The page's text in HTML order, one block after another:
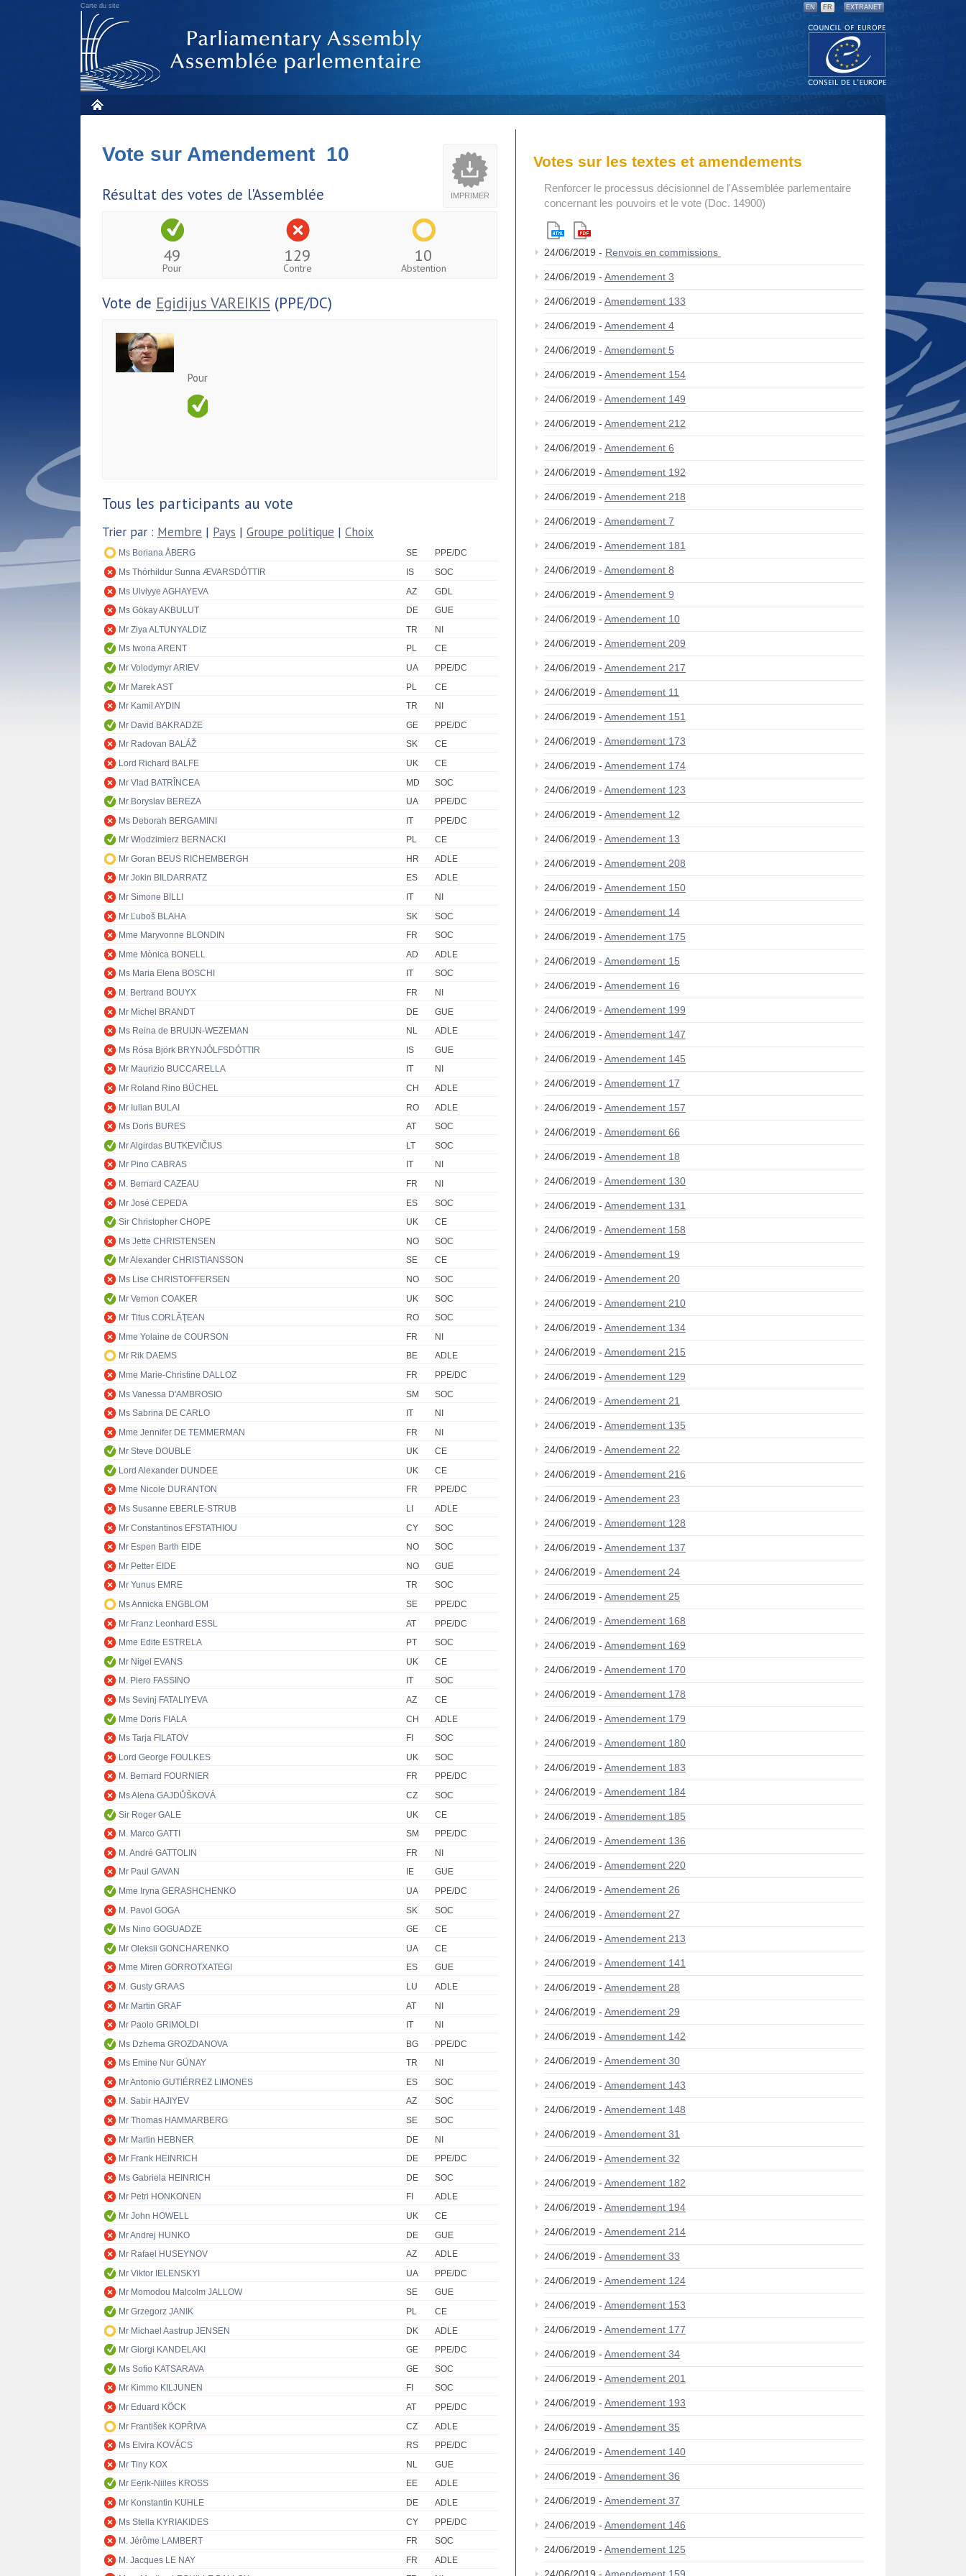
Carte du site EN FR EXTRANET
IMPRIMER
Vote sur Amendement 10
Résultat des votes de l'Assemblée
49
Pour
129
Contre
10
Abstention
Vote de Egidijus VAREIKIS (PPE/DC)
Pour
Tous les participants au vote
Trier par : Membre | Pays | Groupe politique | Choix
Ms Boriana ÅBERG SE
PPE/DC
Ms Thórhildur Sunna ÆVARSDÓTTIR
IS
SOC
Ms Ulviyye AGHAYEVA
AZ
GDL
Ms Gökay AKBULUT
DE
GUE
Mr Ziya ALTUNYALDIZ
TR
NI
Ms Iwona ARENT
PL
CE
Mr Volodymyr ARIEV
UA
PPE/DC
Mr Marek AST
PL
CE
Mr Kamil AYDIN
TR
NI
Mr David BAKRADZE
GE
PPE/DC
Mr Radovan BALÁŽ
SK
CE
Lord Richard BALFE
UK
CE
Mr Vlad BATRÎNCEA
MD
SOC
Mr Boryslav BEREZA
UA
PPE/DC
Ms Deborah BERGAMINI
IT
PPE/DC
Mr Włodzimierz BERNACKI
PL
CE
Mr Goran BEUS RICHEMBERGH
HR
ADLE
Mr Jokin BILDARRATZ
ES
ADLE
Mr Simone BILLI
IT
NI
Mr Ľuboš BLAHA
SK
SOC
Mme Maryvonne BLONDIN
FR
SOC
Mme Mònica BONELL
AD
ADLE
Ms Maria Elena BOSCHI
IT
SOC
M. Bertrand BOUYX
FR
NI
Mr Michel BRANDT
DE
GUE
Ms Reina de BRUIJN-WEZEMAN
NL
ADLE
Ms Rósa Björk BRYNJÓLFSDÓTTIR
IS
GUE
Mr Maurizio BUCCARELLA
IT
NI
Mr Roland Rino BÜCHEL
CH
ADLE
Mr Iulian BULAI
RO
ADLE
Ms Doris BURES
AT
SOC
Mr Algirdas BUTKEVIČIUS
LT
SOC
Mr Pino CABRAS
IT
NI
M. Bernard CAZEAU
FR
NI
Mr José CEPEDA
ES
SOC
Sir Christopher CHOPE
UK
CE
Ms Jette CHRISTENSEN
NO
SOC
Mr Alexander CHRISTIANSSON
SE
CE
Ms Lise CHRISTOFFERSEN
NO
SOC
Mr Vernon COAKER
UK
SOC
Mr Titus CORLĂŢEAN
RO
SOC
Mme Yolaine de COURSON
FR
NI
Mr Rik DAEMS
BE
ADLE
Mme Marie-Christine DALLOZ
FR
PPE/DC
Ms Vanessa D'AMBROSIO
SM
SOC
Ms Sabrina DE CARLO
IT
NI
Mme Jennifer DE TEMMERMAN
FR
NI
Mr Steve DOUBLE
UK
CE
Lord Alexander DUNDEE
UK
CE
Mme Nicole DURANTON
FR
PPE/DC
Ms Susanne EBERLE-STRUB
LI
ADLE
Mr Constantinos EFSTATHIOU
CY
SOC
Mr Espen Barth EIDE
NO
SOC
Mr Petter EIDE
NO
GUE
Mr Yunus EMRE
TR
SOC
Ms Annicka ENGBLOM
SE
PPE/DC
Mr Franz Leonhard ESSL
AT
PPE/DC
Mme Edite ESTRELA
PT
SOC
Mr Nigel EVANS
UK
CE
M. Piero FASSINO
IT
SOC
Ms Sevinj FATALIYEVA
AZ
CE
Mme Doris FIALA
CH
ADLE
Ms Tarja FILATOV
FI
SOC
Lord George FOULKES
UK
SOC
M. Bernard FOURNIER
FR
PPE/DC
Ms Alena GAJDŮŠKOVÁ
CZ
SOC
Sir Roger GALE
UK
CE
M. Marco GATTI
SM
PPE/DC
M. André GATTOLIN
FR
NI
Mr Paul GAVAN
IE
GUE
Mme Iryna GERASHCHENKO
UA
PPE/DC
M. Pavol GOGA
SK
SOC
Ms Nino GOGUADZE
GE
CE
Mr Oleksii GONCHARENKO
UA
CE
Mme Miren GORROTXATEGI
ES
GUE
M. Gusty GRAAS
LU
ADLE
Mr Martin GRAF
AT
NI
Mr Paolo GRIMOLDI
IT
NI
Ms Dzhema GROZDANOVA
BG
PPE/DC
Ms Emine Nur GÜNAY
TR
NI
Mr Antonio GUTIÉRREZ LIMONES
ES
SOC
M. Sabir HAJIYEV
AZ
SOC
Mr Thomas HAMMARBERG
SE
SOC
Mr Martin HEBNER
DE
NI
Mr Frank HEINRICH
DE
PPE/DC
Ms Gabriela HEINRICH
DE
SOC
Mr Petri HONKONEN
FI
ADLE
Mr John HOWELL
UK
CE
Mr Andrej HUNKO
DE
GUE
Mr Rafael HUSEYNOV
AZ
ADLE
Mr Viktor IELENSKYI
UA
PPE/DC
Mr Momodou Malcolm JALLOW
SE
GUE
Mr Grzegorz JANIK
PL
CE
Mr Michael Aastrup JENSEN
DK
ADLE
Mr Giorgi KANDELAKI
GE
PPE/DC
Ms Sofio KATSARAVA
GE
SOC
Mr Kimmo KILJUNEN
FI
SOC
Mr Eduard KÖCK
AT
PPE/DC
Mr František KOPŘIVA
CZ
ADLE
Ms Elvira KOVÁCS
RS
PPE/DC
Mr Tiny KOX
NL
GUE
Mr Eerik-Niiles KROSS
EE
ADLE
Mr Konstantin KUHLE
DE
ADLE
Ms Stella KYRIAKIDES
CY
PPE/DC
M. Jérôme LAMBERT
FR
SOC
M. Jacques LE NAY
FR
ADLE
Votes sur les textes et amendements
Renforcer le processus décisionnel de l'Assemblée parlementaire
concernant les pouvoirs et le vote (Doc. 14900)
24/06/2019 - Renvois en commissions
24/06/2019 - Amendement 3
24/06/2019 - Amendement 133
24/06/2019 - Amendement 4
24/06/2019 - Amendement 5
24/06/2019 - Amendement 154
24/06/2019 - Amendement 149
24/06/2019 - Amendement 212
24/06/2019 - Amendement 6
24/06/2019 - Amendement 192
24/06/2019 - Amendement 218
24/06/2019 - Amendement 7
24/06/2019 - Amendement 181
24/06/2019 - Amendement 8
24/06/2019 - Amendement 9
24/06/2019 - Amendement 10
24/06/2019 - Amendement 209
24/06/2019 - Amendement 217
24/06/2019 - Amendement 11
24/06/2019 - Amendement 151
24/06/2019 - Amendement 173
24/06/2019 - Amendement 174
24/06/2019 - Amendement 123
24/06/2019 - Amendement 12
24/06/2019 - Amendement 13
24/06/2019 - Amendement 208
24/06/2019 - Amendement 150
24/06/2019 - Amendement 14
24/06/2019 - Amendement 175
24/06/2019 - Amendement 15
24/06/2019 - Amendement 16
24/06/2019 - Amendement 199
24/06/2019 - Amendement 147
24/06/2019 - Amendement 145
24/06/2019 - Amendement 17
24/06/2019 - Amendement 157
24/06/2019 - Amendement 66
24/06/2019 - Amendement 18
24/06/2019 - Amendement 130
24/06/2019 - Amendement 131
24/06/2019 - Amendement 158
24/06/2019 - Amendement 19
24/06/2019 - Amendement 20
24/06/2019 - Amendement 210
24/06/2019 - Amendement 134
24/06/2019 - Amendement 215
24/06/2019 - Amendement 129
24/06/2019 - Amendement 21
24/06/2019 - Amendement 135
24/06/2019 - Amendement 22
24/06/2019 - Amendement 216
24/06/2019 - Amendement 23
24/06/2019 - Amendement 128
24/06/2019 - Amendement 137
24/06/2019 - Amendement 24
24/06/2019 - Amendement 25
24/06/2019 - Amendement 168
24/06/2019 - Amendement 169
24/06/2019 - Amendement 170
24/06/2019 - Amendement 178
24/06/2019 - Amendement 179
24/06/2019 - Amendement 180
24/06/2019 - Amendement 183
24/06/2019 - Amendement 184
24/06/2019 - Amendement 185
24/06/2019 - Amendement 136
24/06/2019 - Amendement 220
24/06/2019 - Amendement 26
24/06/2019 - Amendement 27
24/06/2019 - Amendement 213
24/06/2019 - Amendement 141
24/06/2019 - Amendement 28
24/06/2019 - Amendement 29
24/06/2019 - Amendement 142
24/06/2019 - Amendement 30
24/06/2019 - Amendement 143
24/06/2019 - Amendement 148
24/06/2019 - Amendement 31
24/06/2019 - Amendement 32
24/06/2019 - Amendement 182
24/06/2019 - Amendement 194
24/06/2019 - Amendement 214
24/06/2019 - Amendement 33
24/06/2019 - Amendement 124
24/06/2019 - Amendement 153
24/06/2019 - Amendement 177
24/06/2019 - Amendement 34
24/06/2019 - Amendement 201
24/06/2019 - Amendement 193
24/06/2019 - Amendement 35
24/06/2019 - Amendement 140
24/06/2019 - Amendement 36
24/06/2019 - Amendement 37
24/06/2019 - Amendement 146
24/06/2019 - Amendement 125